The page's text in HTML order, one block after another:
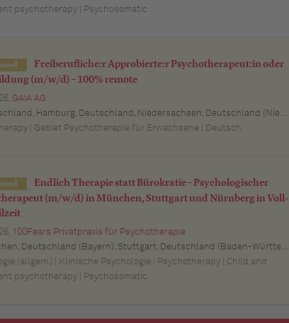
psychotherapy | Psychosomatic
Freiberufliche:r Approbierte:r Psychotherapeut:in oder
(m/w/d) – 100% remote
GAIA AG
Deutschland (Niedersachsen), Schleswig-Holstein, Deutschland, Baden-Württemberg, Deutschland, Bayern, Deutschland (Bayern), Berlin, Deutschland, Nordrhein-Westfalen, Deutschland (Nordrhein-Westfalen), Hessen, Deutschland (Hessen), Thüringen, Deutschland (Thüringen), Brandenburg, Deutschland, Mecklenburg-Vorpommern, Deutschland (Mecklenburg-Vorpommern), Rheinland-Pfalz, Deutschland (Rheinland-Pfalz), Saarland, Deutschland
| Gebiet Psychotherapie für Erwachsene | Deutsch
Endlich Therapie statt Bürokratie – Psychologischer
(m/w/d) in München, Stuttgart und Nürnberg in Voll-
100Fears Privatpraxis für Psychotherapie
Deutschland (Bayern), Esslingen am Neckar, Deutschland (Baden-Württemberg), Ludwigsburg, Deutschland (Baden-Württemberg), Sindelfingen, Deutschland (Baden-Württemberg), Böblingen, Deutschland (Baden-Württemberg), Waiblingen, Deutschland (Baden-Württemberg), Heilbronn, Deutschland (Baden-Württemberg), Reutlingen, Deutschland (Baden-Württemberg), Tübingen, Deutschland (Baden-Württemberg), Aalen, Deutschland (Baden-Württemberg), Schwäbisch Gmünd, Deutschland (Baden-Württemberg), Karlsruhe, Deutschland (Baden-Württemberg), Mannheim, Deutschland (Baden-Württemberg), Ulm, Deutschland (Baden-Württemberg), Pforzheim, Deutschland (Baden-Württemberg), Offenburg, Deutschland (Baden-Württemberg), Göppingen, Deutschland (Baden-Württemberg), Baden-Baden, Deutschland (Baden-Württemberg), Heidenheim an der Brenz, Deutschland (Baden-Württemberg), Ingolstadt, Deutschland (Bayern), Erlangen, Deutschland (Bayern), Regensburg, Deutschland (Bayern), Bamberg, Deutschland (Bayern), Bayreuth, Deutschland (Bayern)
(allgem.) | Klinische Psychologie | Psychotherapy | Child and
psychotherapy | Psychosomatic